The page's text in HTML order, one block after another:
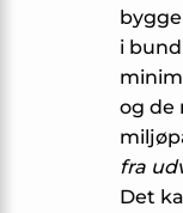
i
og de
fra
Det